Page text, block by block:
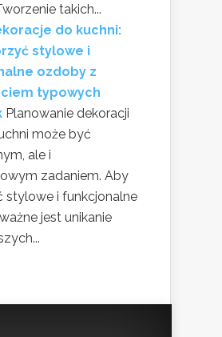
takich...
do kuchni:
stylowe i
ozdoby z
typowych
Planowanie dekoracji
może być
ale i
zadaniem. Aby
stylowe i funkcjonalne
jest unikanie